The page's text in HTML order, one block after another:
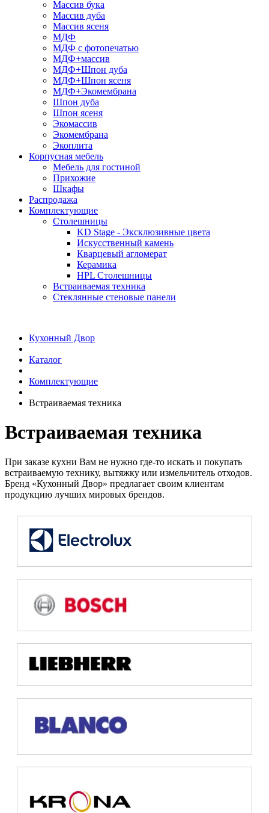
Массив бука
Массив дуба
Массив ясеня
МДФ
МДФ с фотопечатью
МДФ+массив
МДФ+Шпон дуба
МДФ+Шпон ясеня
МДФ+Экомембрана
Шпон дуба
Шпон ясеня
Экомассив
Экомембрана
Экоплита
Корпусная мебель
Мебель для гостиной
Прихожие
Шкафы
Распродажа
Комплектующие
Столешницы
KD Stage - Эксклюзивные цвета
Искусственный камень
Кварцевый агломерат
Керамика
HPL Столешницы
Встраиваемая техника
Стеклянные стеновые панели
Кухонный Двор
Каталог
Комплектующие
Встраиваемая техника
Встраиваемая техника
При заказе кухни Вам не нужно где-то искать и покупать
встраиваемую технику, вытяжку или измельчитель отходов.
Бренд «Кухонный Двор» предлагает своим клиентам
продукцию лучших мировых брендов.